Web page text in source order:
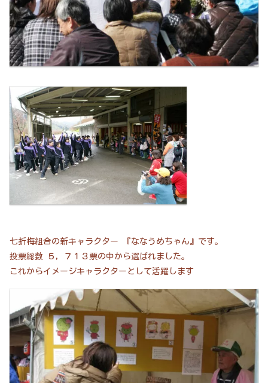
七折梅組合の新キャラクター 『ななうめちゃん』です。
投票総数 ５，７１３票の中から選ばれました。
これからイメージキャラクターとして活躍します